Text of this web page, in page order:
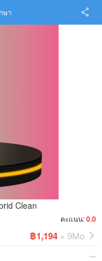
ษา
Clean
คะแนน:0.0
฿1,194 × 9Mo